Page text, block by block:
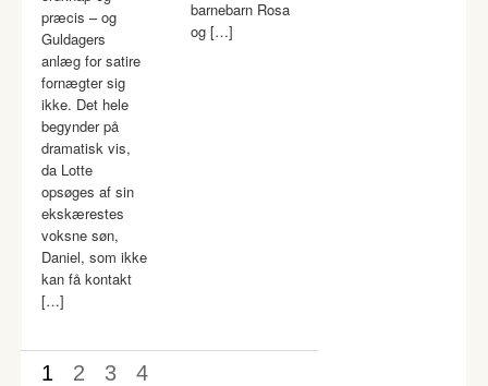
præcis – og
Guldagers
anlæg for satire
fornægter sig
ikke. Det hele
begynder på
dramatisk vis,
da Lotte
opsøges af sin
ekskærestes
voksne søn,
Daniel, som ikke
kan få kontakt
[…]
barnebarn Rosa
og […]
1 2 3 4